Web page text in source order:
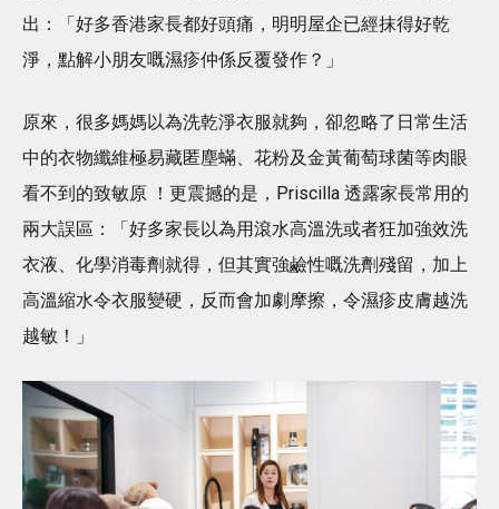
出：「好多香港家長都好頭痛，明明屋企已經抹得好乾
淨，點解小朋友嘅濕疹仲係反覆發作？」
原來，很多媽媽以為洗乾淨衣服就夠，卻忽略了日常生活
中的衣物纖維極易藏匿塵蟎、花粉及金黃葡萄球菌等肉眼
看不到的致敏原 ！更震撼的是，Priscilla 透露家長常用的
兩大誤區：「好多家長以為用滾水高溫洗或者狂加強效洗
衣液、化學消毒劑就得，但其實強鹼性嘅洗劑殘留，加上
高溫縮水令衣服變硬，反而會加劇摩擦，令濕疹皮膚越洗
越敏！」